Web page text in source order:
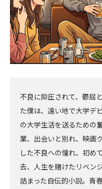
不良に抑圧されて、鬱屈
た僕は、遠い地で大学デ
の大学生活を送るための
業、出会いと別れ、映画
した不良への憧れ、初め
去、人生を賭けたリベン
詰まった自伝的小説。青